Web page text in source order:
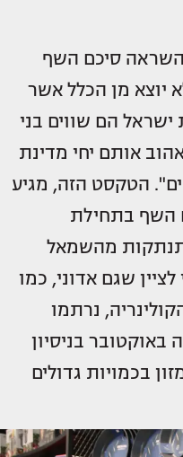
סיכם השף
יוצא מן הכלל אשר
ישראל הם שווים בני
אותם יחי מדינת
הטקסט הזה, מגיע
השף בתחילת
מהשמאל
שגם אדוני, כמו
נרתמו
בניסיון
בכמויות גדולים